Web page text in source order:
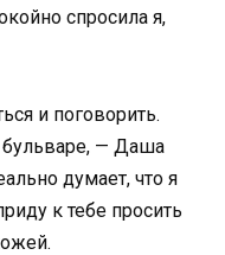
спросила я,
и поговорить.
бульваре, — Даша
думает, что я
к тебе просить